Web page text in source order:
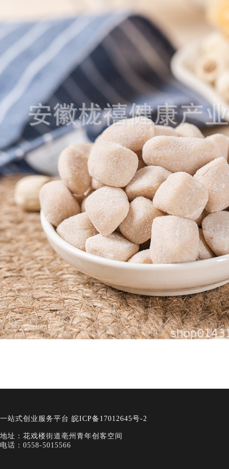
一站式创业服务平台 皖ICP备17012645号-2
地址：花戏楼街道亳州青年创客空间
电话：0558-5015566